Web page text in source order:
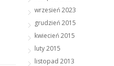
wrzesień 2023
grudzień 2015
kwiecień 2015
luty 2015
listopad 2013